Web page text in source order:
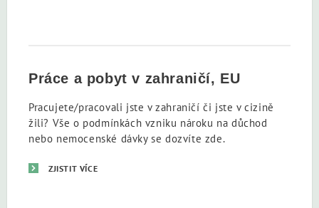
Práce a pobyt v zahraničí, EU
Pracujete/pracovali jste v zahraničí či jste v cizině
žili? Vše o podmínkách vzniku nároku na důchod
nebo nemocenské dávky se dozvíte zde.
ZJISTIT VÍCE